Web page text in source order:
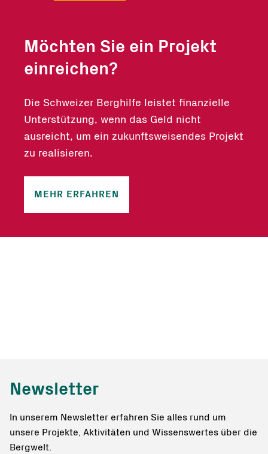
Möchten Sie ein Projekt
einreichen?
Die Schweizer Berghilfe leistet finanzielle
Unterstützung, wenn das Geld nicht
ausreicht, um ein zukunftsweisendes Projekt
zu realisieren.
MEHR ERFAHREN
Newsletter
In unserem Newsletter erfahren Sie alles rund um
unsere Projekte, Aktivitäten und Wissenswertes über die
Bergwelt.